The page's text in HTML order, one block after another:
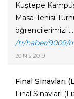
Kuştepe
Masa Tenisi
öğrencilerimizi ...
/tr/haber/9009/
30 Nis 2019
Final Sınavları
Final Sınavları